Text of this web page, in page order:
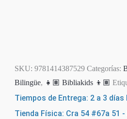
SKU: 9781414387529 Categorías:
Bilingüe, 👧🏽 Bibliakids 👦🏽
Tiempos de Entrega: 2 a 3 días
Tienda Física: Cra 54 #67a 51